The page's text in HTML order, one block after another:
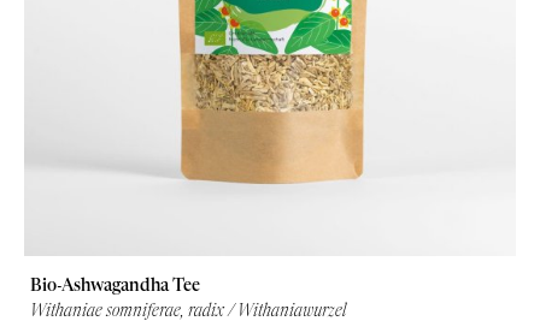
Bio-Ashwagandha Tee
Withaniae somniferae, radix / Withaniawurzel